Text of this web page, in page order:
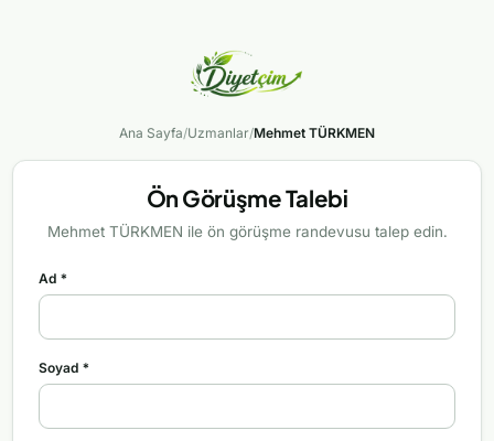
Ana Sayfa/Uzmanlar/Mehmet TÜRKMEN
Ön Görüşme Talebi
Mehmet TÜRKMEN ile ön görüşme randevusu talep edin.
Ad *
Soyad *